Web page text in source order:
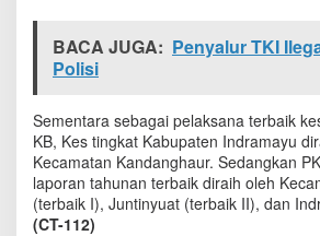
r
t
a
s
i
BACA JUGA: Penyalur TKI
Polisi
Sementara sebagai pelaksana terbaik
KB, Kes tingkat Kabupaten Indramayu
Kecamatan Kandanghaur. Sedangkan
laporan tahunan terbaik diraih oleh
(terbaik I), Juntinyuat (terbaik II), dan
(CT-112)